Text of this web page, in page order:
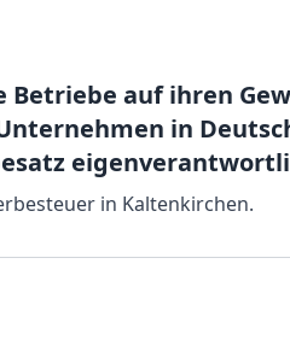
Betriebe auf ihren
in
in Kaltenkirchen.